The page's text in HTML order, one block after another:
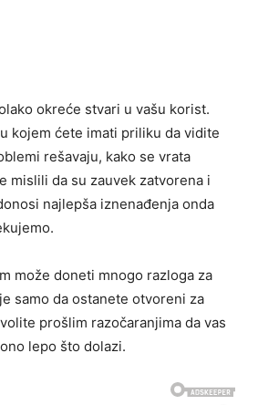
okreće stvari u vašu korist.
kojem ćete imati priliku da vidite
rešavaju, kako se vrata
mislili da su zauvek zatvorena i
najlepša iznenađenja onda
može doneti mnogo razloga za
samo da ostanete otvoreni za
prošlim razočaranjima da vas
lepo što dolazi.